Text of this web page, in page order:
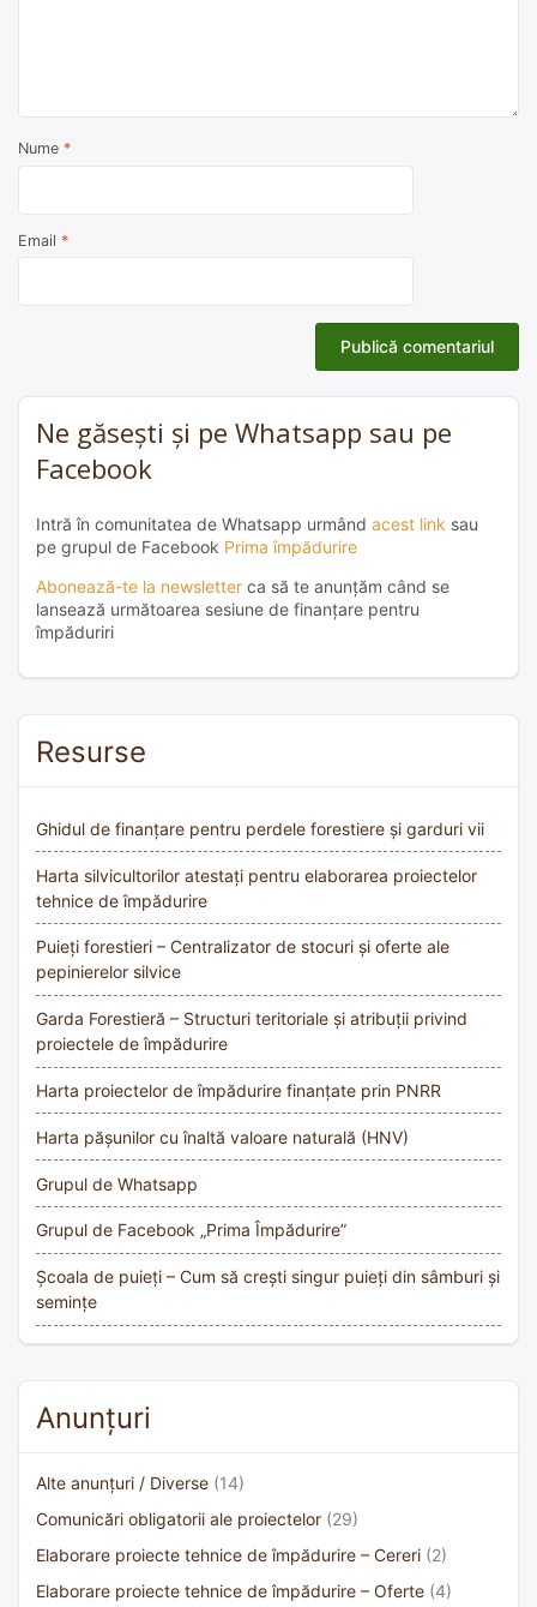
Nume *
Email *
Ne găsești și pe Whatsapp sau pe
Facebook
Intră în comunitatea de Whatsapp urmând acest link sau
pe grupul de Facebook Prima împădurire
Abonează-te la newsletter ca să te anunțăm când se
lansează următoarea sesiune de finanțare pentru
împăduriri
Resurse
Ghidul de finanțare pentru perdele forestiere și garduri vii
Harta silvicultorilor atestați pentru elaborarea proiectelor
tehnice de împădurire
Puieți forestieri – Centralizator de stocuri și oferte ale
pepinierelor silvice
Garda Forestieră – Structuri teritoriale și atribuții privind
proiectele de împădurire
Harta proiectelor de împădurire finanțate prin PNRR
Harta pășunilor cu înaltă valoare naturală (HNV)
Grupul de Whatsapp
Grupul de Facebook „Prima Împădurire”
Școala de puieți – Cum să crești singur puieți din sâmburi și
semințe
Anunțuri
Alte anunțuri / Diverse (14)
Comunicări obligatorii ale proiectelor (29)
Elaborare proiecte tehnice de împădurire – Cereri (2)
Elaborare proiecte tehnice de împădurire – Oferte (4)